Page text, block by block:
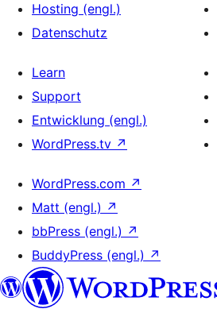
Hosting (engl.)
Datenschutz
Learn
Support
Entwicklung (engl.)
WordPress.tv ↗
WordPress.com ↗
Matt (engl.) ↗
bbPress (engl.) ↗
BuddyPress (engl.) ↗